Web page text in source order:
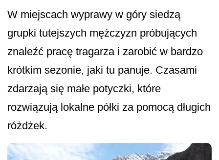
W miejscach wyprawy w góry siedzą
grupki tutejszych mężczyzn próbujących
znaleźć pracę tragarza i zarobić w bardzo
krótkim sezonie, jaki tu panuje. Czasami
zdarzają się małe potyczki, które
rozwiązują lokalne półki za pomocą długich
różdżek.